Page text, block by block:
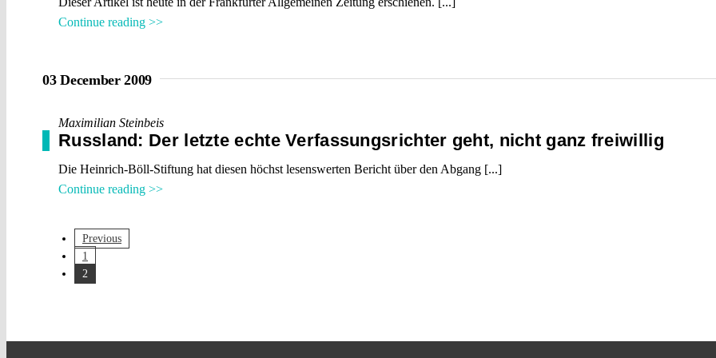
Continue reading >>
03 December 2009
Maximilian Steinbeis
Russland: Der letzte echte Verfassungsrichter geht, nicht ganz freiwillig
Die Heinrich-Böll-Stiftung hat diesen höchst lesenswerten Bericht über den Abgang [...]
Continue reading >>
Previous
1
2